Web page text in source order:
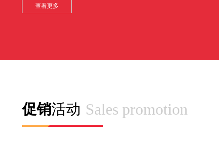
查看更多
促销活动 Sales promotion